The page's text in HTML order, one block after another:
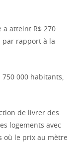
a atteint R$ 270
rapport à la
750 000 habitants,
de livrer des
logements avec
où le prix au mètre